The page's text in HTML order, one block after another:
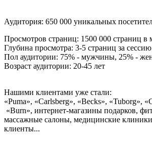
Аудитория: 650 000 уникальных
Просмотров страниц: 1500 000
Глубина просмотра: 3-5 страниц за сессию
Пол аудитории: 75% - мужчины, 25% -
Возраст аудитории: 20-45 лет
Нашими клиентами уже стали:
«Puma», «Carlsberg», «Becks», «Tuborg»,
«Burn», интернет-магазины подарков,
массажные салоны, медицинские
клиенты...